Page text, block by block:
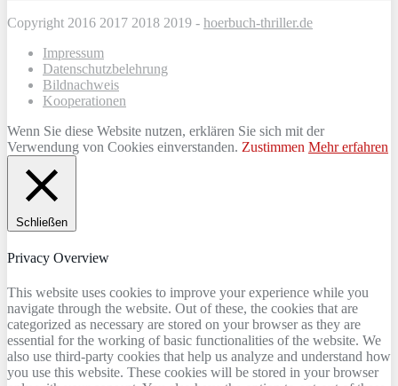
Copyright 2016 2017 2018 2019 - hoerbuch-thriller.de
Impressum
Datenschutzbelehrung
Bildnachweis
Kooperationen
Wenn Sie diese Website nutzen, erklären Sie sich mit der
Verwendung von Cookies einverstanden. Zustimmen Mehr erfahren
Schließen
Privacy Overview
This website uses cookies to improve your experience while you
navigate through the website. Out of these, the cookies that are
categorized as necessary are stored on your browser as they are
essential for the working of basic functionalities of the website. We
also use third-party cookies that help us analyze and understand how
you use this website. These cookies will be stored in your browser